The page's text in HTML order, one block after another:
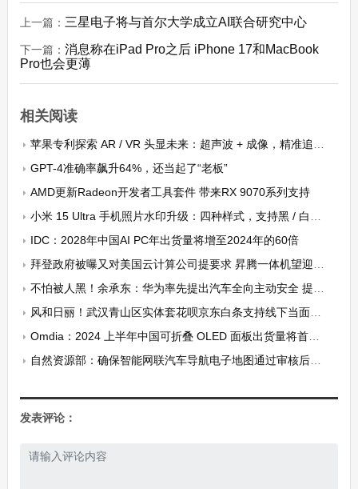
上一篇： 三星电子将与首尔大学成立AI联合研究中心
下一篇： 消息称在iPad Pro之后 iPhone 17和MacBook
Pro也会更薄
相关阅读
苹果专利探索 AR / VR 头显未来：超声波 + 成像，精准追踪视线
GPT-4准确率飙升64%，还当起了“老板”
AMD更新Radeon开发者工具套件 带来RX 9070系列支持
小米 15 Ultra 手机照片水印升级：四种样式，支持黑 / 白背景色自定义
IDC：2028年中国AI PC年出货量将增至2024年的60倍
拜登政府被曝又对美国云计算公司提要求 昇腾一体机望迎来发展机遇
不怕被人黑！余承东：华为率先提出汽车全向主动安全 提高行业AEB标准
风和日丽！武汉青山区实体套花呗京东白条支持线下当面秒，(一手商家无中介收费)
Omdia：2024 上半年中国可折叠 OLED 面板出货量将首次超越韩国三星
自然资源部：确保智能网联汽车导航电子地图通过审核后才能提供使用
发表评论：